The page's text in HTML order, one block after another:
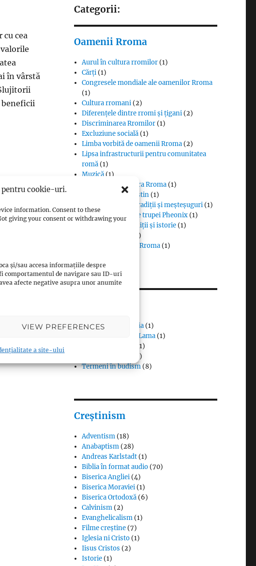
pentru cookie-uri.
information. Consent to these
giving your consent or withdrawing your
și/sau accesa informațiile despre
comportamentul de navigare sau ID-uri
afecte negative asupra unor anumite
VIEW PREFERENCES
a site-ului
cea
în vârstă
beneficii
Categorii:
Oamenii Rroma
Aurul în cultura rromilor (1)
Cărți (1)
Congresele mondiale ale oamenilor Rroma
(1)
Cultura rromani (2)
Diferențele dintre rromi și țigani (2)
Discriminarea Rromilor (1)
Excluziune socială (1)
Limba vorbită de oamenii Rroma (2)
Lipsa infrastructurii pentru comunitatea
romă (1)
Muzică(1)
Proverbe din cultura Rroma (1)
Romii și cultul creștin (1)
Rromii căldărari: tradiții și meșteșuguri (1)
Rromii în melodiile trupei Pheonix (1)
Rromii slătari: tradiții și istorie (1)
(1)
Steagul oamenilor Rroma (1)
Budismul în Japonia (1)
Interviuri cu Dalai Lama (1)
(1)
(1)
Termeni în budism(8)
Creștinism
Adventism (18)
Anabaptism (28)
Andreas Karlstadt (1)
Biblia în format audio (70)
Biserica Angliei (4)
Biserica Moraviei (1)
Biserica Ortodoxă (6)
Calvinism (2)
Evanghelicalism (1)
Filme creștine (7)
Iglesia ni Cristo (1)
Iisus Cristos (2)
Istorie (1)